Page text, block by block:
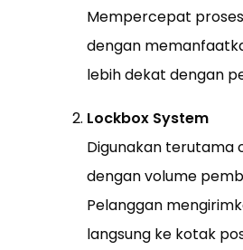
Mempercepat
dengan
lebih dekat dengan
Lockbox System
Digunakan terutama
dengan volume
Pelanggan
langsung ke kotak